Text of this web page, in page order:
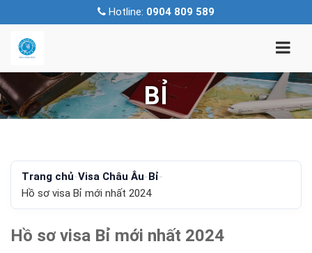
Hotline: 0904 809 589
BỈ
Trang chủ-Visa Châu Âu- Bỉ-
Hồ sơ visa Bỉ mới nhất 2024
Hồ sơ visa Bỉ mới nhất 2024